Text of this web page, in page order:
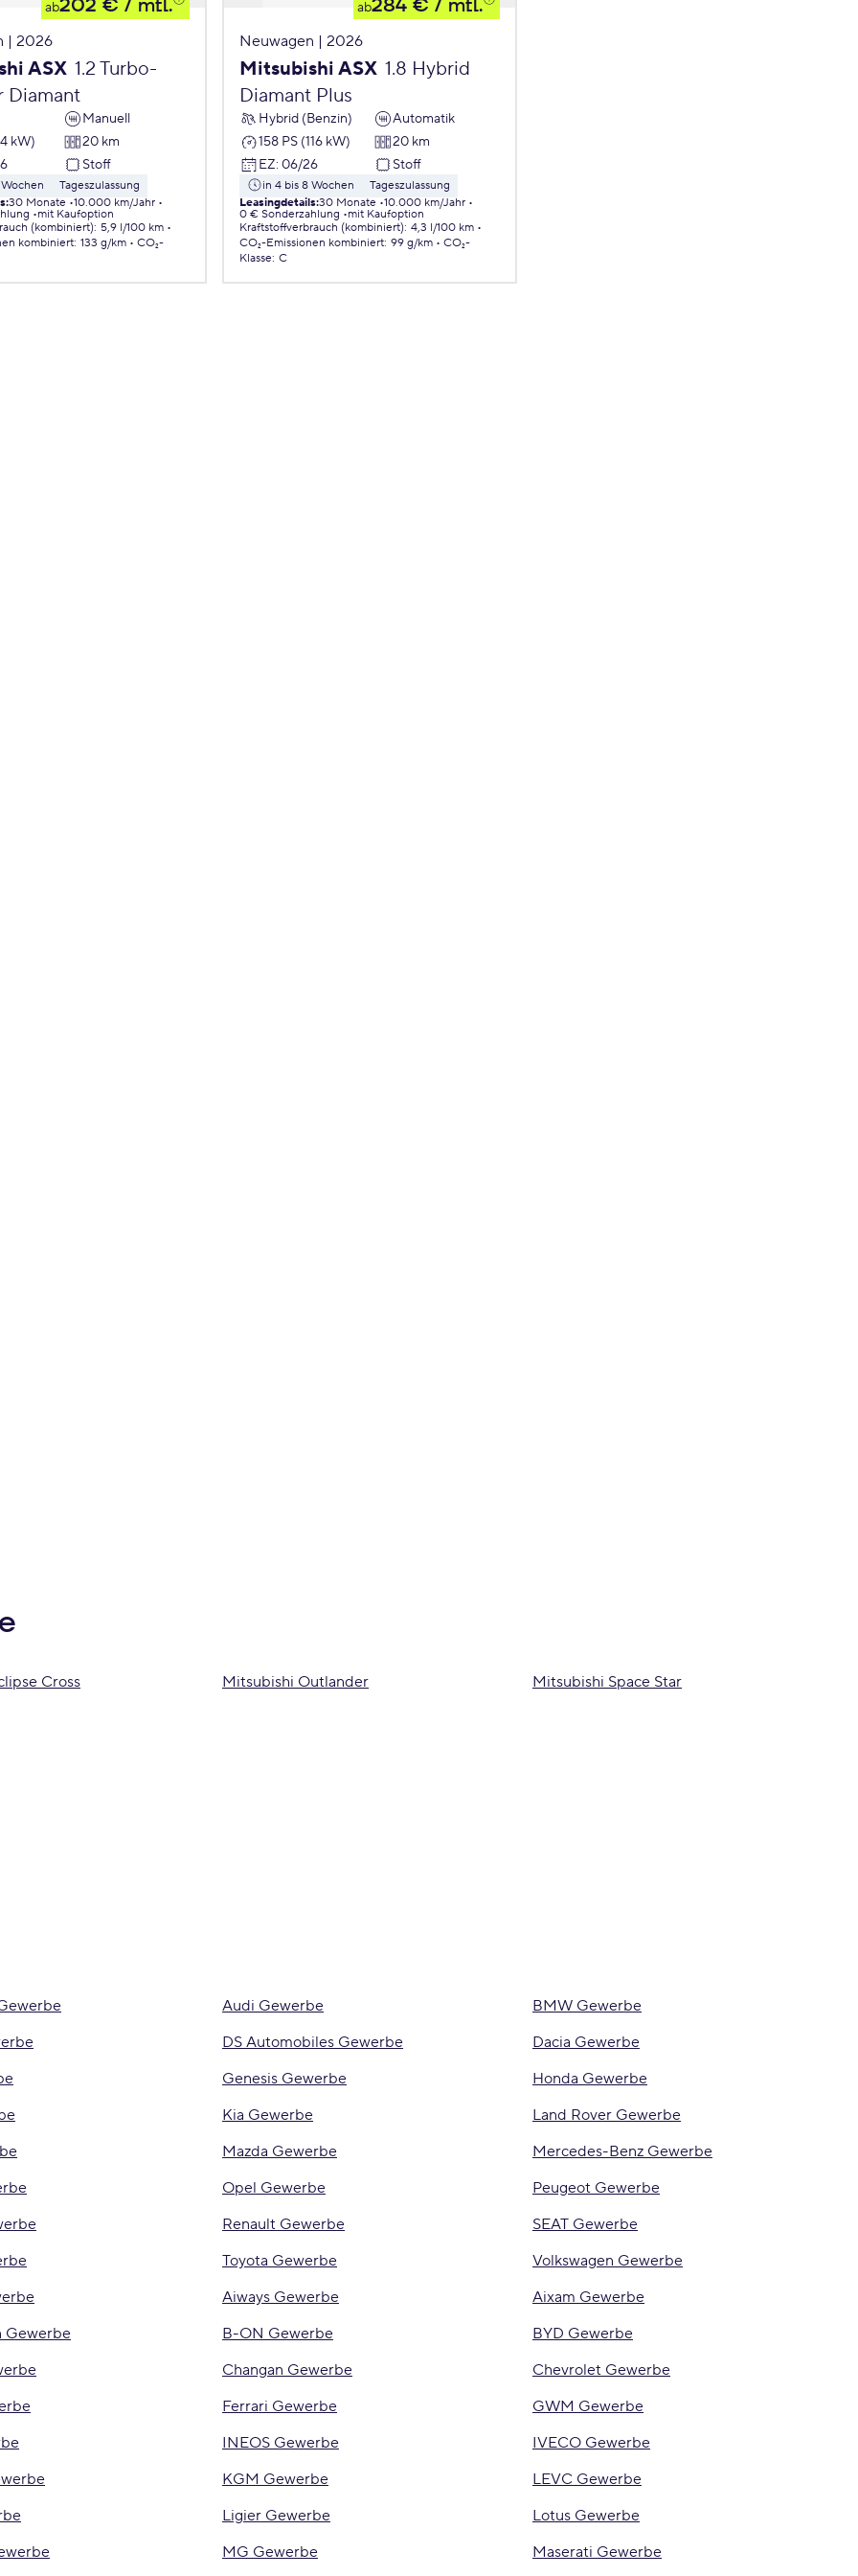
ab202 € / mtl.
| 2026
ASX 1.2 Turbo-
Diamant
Manuell
kW)
20 km
Stoff
Tageszulassung
:30 Monate 10.000 km/Jahr
mit Kaufoption
(kombiniert): 5,9 l/100 km
kombiniert: 133 g/km
CO₂-
ab284 € / mtl.
Neuwagen | 2026
Mitsubishi ASX 1.8 Hybrid
Diamant Plus
Hybrid (Benzin)
Automatik
158 PS (116 kW)
20 km
EZ: 06/26 Stoff
in 4 bis 8 Wochen
Tageszulassung
Leasingdetails:30 Monate 10.000 km/Jahr
0 € Sonderzahlung
mit Kaufoption
Kraftstoffverbrauch (kombiniert): 4,3 l/100 km
CO₂-Emissionen kombiniert: 99 g/km
CO₂-
Klasse: C
Cross Mitsubishi Outlander
Mitsubishi Space Star
Audi Gewerbe
BMW Gewerbe
DS Automobiles Gewerbe
Dacia Gewerbe
Genesis Gewerbe
Honda Gewerbe
Kia Gewerbe
Land Rover Gewerbe
Mazda Gewerbe
Mercedes-Benz Gewerbe
Opel Gewerbe
Peugeot Gewerbe
Renault Gewerbe
SEAT Gewerbe
Toyota Gewerbe
Volkswagen Gewerbe
Aiways Gewerbe
Aixam Gewerbe
Gewerbe B-ON Gewerbe
BYD Gewerbe
Changan Gewerbe
Chevrolet Gewerbe
Ferrari Gewerbe
GWM Gewerbe
INEOS Gewerbe
IVECO Gewerbe
KGM Gewerbe
LEVC Gewerbe
Ligier Gewerbe
Lotus Gewerbe
MG Gewerbe Maserati Gewerbe